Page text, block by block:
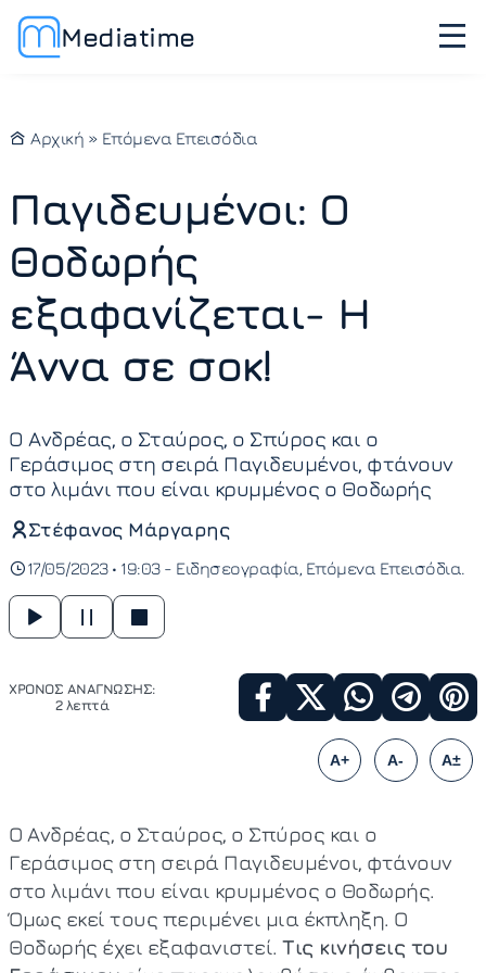
Mediatime
Αρχική » Επόμενα Επεισόδια
Παγιδευμένοι: Ο
Θοδωρής
εξαφανίζεται- Η
Άννα σε σοκ!
Ο Ανδρέας, ο Σταύρος, ο Σπύρος και ο
Γεράσιμος στη σειρά Παγιδευμένοι, φτάνουν
στο λιμάνι που είναι κρυμμένος ο Θοδωρής
Στέφανος Μάργαρης
17/05/2023 • 19:03 - Ειδησεογραφία Επόμενα Επεισόδια
ΧΡΟΝΟΣ ΑΝΑΓΝΩΣΗΣ:
2 λεπτά
A+ A- A±
Ο Ανδρέας, ο Σταύρος, ο Σπύρος και ο
Γεράσιμος στη σειρά Παγιδευμένοι, φτάνουν
στο λιμάνι που είναι κρυμμένος ο Θοδωρής.
Όμως εκεί τους περιμένει μια έκπληξη. Ο
Θοδωρής έχει εξαφανιστεί. Τις κινήσεις του